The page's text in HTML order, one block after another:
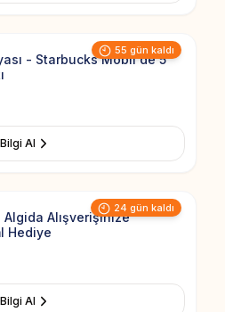
55 gün kaldı
Add to
- Starbucks Mobil'de 5
Bilgi Al
24 gün kaldı
Add to
Alışverişinize
Hediye
Bilgi Al